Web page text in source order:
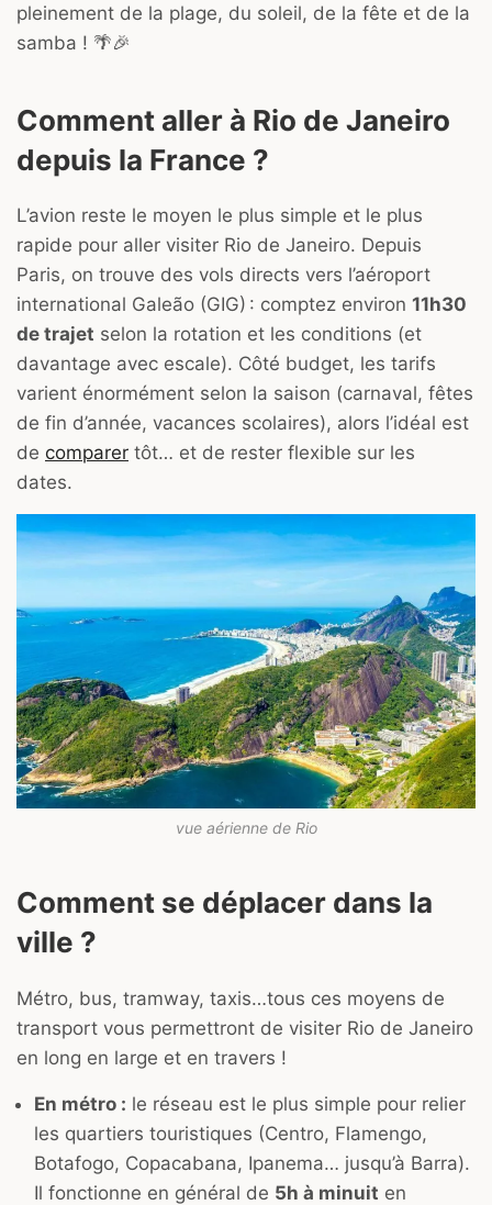
pleinement de la plage, du soleil, de la fête et de la
samba ! 🌴🎉
Comment aller à Rio de Janeiro
depuis la France ?
L’avion reste le moyen le plus simple et le plus
rapide pour aller visiter Rio de Janeiro. Depuis
Paris, on trouve des vols directs vers l’aéroport
international Galeão (GIG) : comptez environ 11h30
de trajet selon la rotation et les conditions (et
davantage avec escale). Côté budget, les tarifs
varient énormément selon la saison (carnaval, fêtes
de fin d’année, vacances scolaires), alors l’idéal est
de comparer tôt… et de rester flexible sur les
dates.
vue aérienne de Rio
Comment se déplacer dans la
ville ?
Métro, bus, tramway, taxis…tous ces moyens de
transport vous permettront de visiter Rio de Janeiro
en long en large et en travers !
En métro : le réseau est le plus simple pour relier
les quartiers touristiques (Centro, Flamengo,
Botafogo, Copacabana, Ipanema… jusqu’à Barra).
Il fonctionne en général de 5h à minuit en